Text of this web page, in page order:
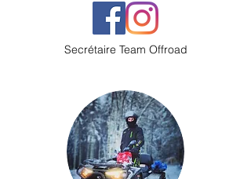
Secrétaire Team Offroad